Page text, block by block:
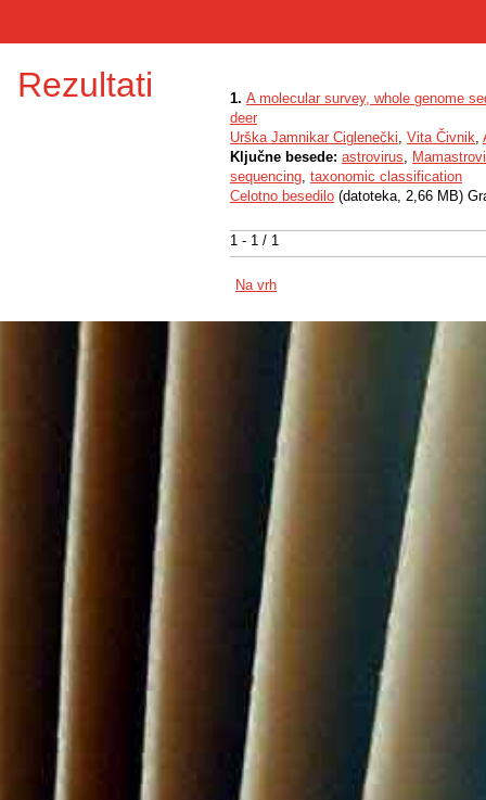
Rezultati
1 - 1 / 1
1. A molecular survey, whole genome
deer
Urška Jamnikar Ciglenečki, Vita Čivnik,
Ključne besede: astrovirus,
sequencing, taxonomic classification
Celotno besedilo (datoteka, 2,66 MB)
Na vrh